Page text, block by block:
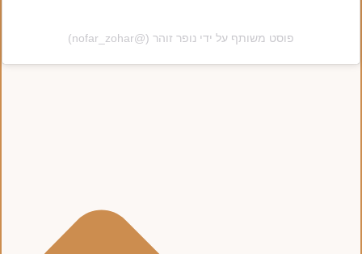
פוסט משותף על ידי ‏‎נופר זוהר‎‏ (@‏‎nofar_zohar‎‏)